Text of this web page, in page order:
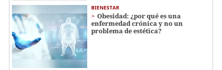
BIENESTAR
Obesidad: ¿por qué es una
enfermedad crónica y no un
problema de estética?